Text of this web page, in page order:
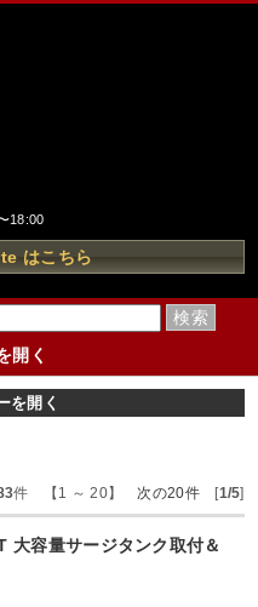
18:00
はこちら
開く
を開く
件 【1 ～ 20】 次の20件[1/5]
大容量サージタンク取付＆